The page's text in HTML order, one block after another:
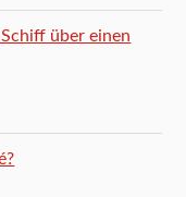
über einen